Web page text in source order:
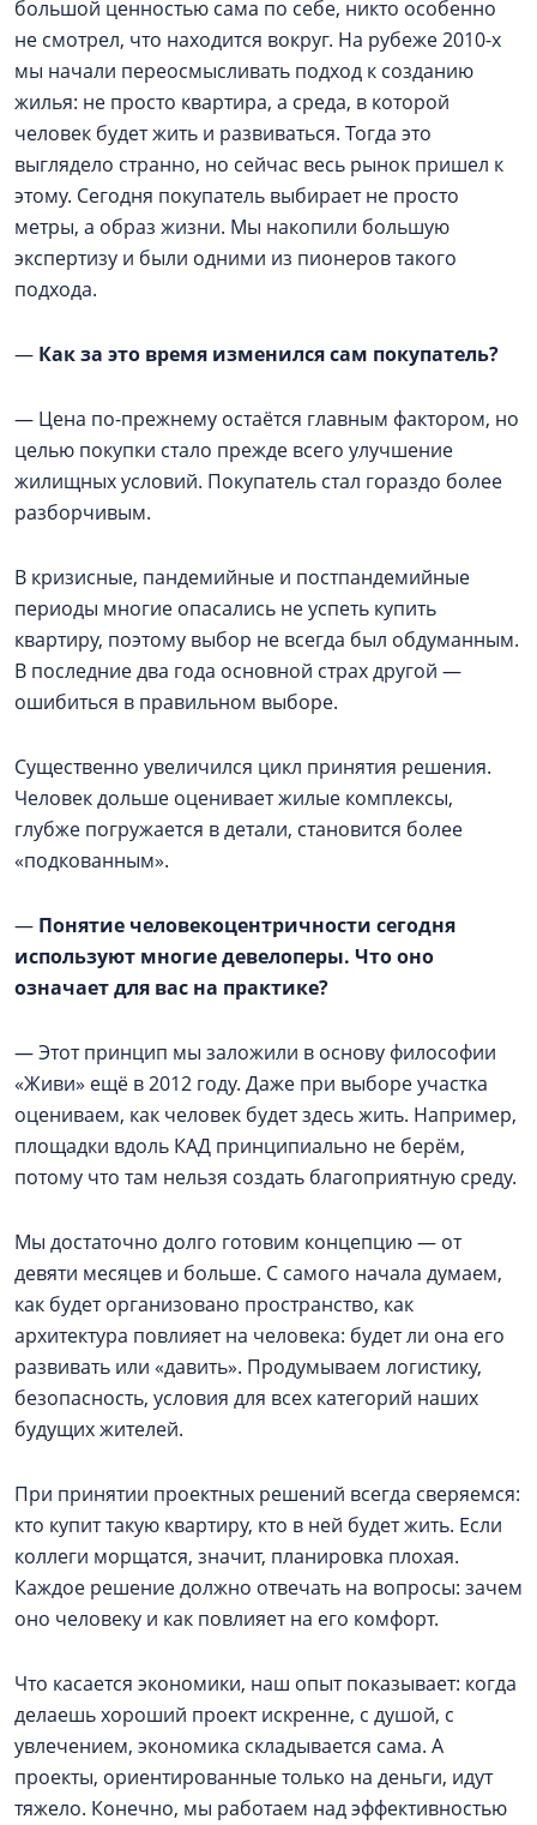
большой ценностью сама по себе, никто особенно
не смотрел, что находится вокруг. На рубеже 2010-х
мы начали переосмысливать подход к созданию
жилья: не просто квартира, а среда, в которой
человек будет жить и развиваться. Тогда это
выглядело странно, но сейчас весь рынок пришел к
этому. Сегодня покупатель выбирает не просто
метры, а образ жизни. Мы накопили большую
экспертизу и были одними из пионеров такого
подхода.
— Как за это время изменился сам покупатель?
— Цена по-прежнему остаётся главным фактором, но
целью покупки стало прежде всего улучшение
жилищных условий. Покупатель стал гораздо более
разборчивым.
В кризисные, пандемийные и постпандемийные
периоды многие опасались не успеть купить
квартиру, поэтому выбор не всегда был обдуманным.
В последние два года основной страх другой —
ошибиться в правильном выборе.
Существенно увеличился цикл принятия решения.
Человек дольше оценивает жилые комплексы,
глубже погружается в детали, становится более
«подкованным».
— Понятие человекоцентричности сегодня
используют многие девелоперы. Что оно
означает для вас на практике?
— Этот принцип мы заложили в основу философии
«Живи» ещё в 2012 году. Даже при выборе участка
оцениваем, как человек будет здесь жить. Например,
площадки вдоль КАД принципиально не берём,
потому что там нельзя создать благоприятную среду.
Мы достаточно долго готовим концепцию — от
девяти месяцев и больше. С самого начала думаем,
как будет организовано пространство, как
архитектура повлияет на человека: будет ли она его
развивать или «давить». Продумываем логистику,
безопасность, условия для всех категорий наших
будущих жителей.
При принятии проектных решений всегда сверяемся:
кто купит такую квартиру, кто в ней будет жить. Если
коллеги морщатся, значит, планировка плохая.
Каждое решение должно отвечать на вопросы: зачем
оно человеку и как повлияет на его комфорт.
Что касается экономики, наш опыт показывает: когда
делаешь хороший проект искренне, с душой, с
увлечением, экономика складывается сама. А
проекты, ориентированные только на деньги, идут
тяжело. Конечно, мы работаем над эффективностью